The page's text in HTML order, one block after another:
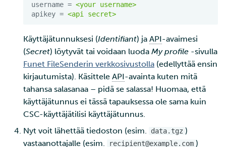
username = <your username>
apikey = <api secret>
Käyttäjätunnuksesi (Identifiant) ja API-avaimesi
(Secret) löytyvät tai voidaan luoda My profile -sivulla
Funet FileSenderin verkkosivustolla (edellyttää ensin
kirjautumista). Käsittele API-avainta kuten mitä
tahansa salasanaa – pidä se salassa! Huomaa, että
käyttäjätunnus ei tässä tapauksessa ole sama kuin
CSC-käyttäjätilisi käyttäjätunnus.
Nyt voit lähettää tiedoston (esim.
data.tgz )
vastaanottajalle (esim.
recipient@example.com )